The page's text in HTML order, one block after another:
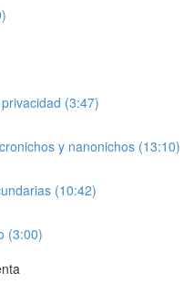
(3:47)
y nanonichos (13:10)
(10:42)
(3:00)